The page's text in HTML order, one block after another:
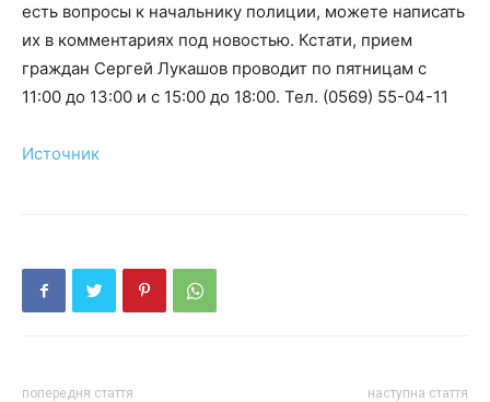
есть вопросы к начальнику полиции, можете написать
их в комментариях под новостью. Кстати, прием
граждан Сергей Лукашов проводит по пятницам с
11:00 до 13:00 и с 15:00 до 18:00. Тел. (0569) 55-04-11
Источник
попередня стаття наступна стаття